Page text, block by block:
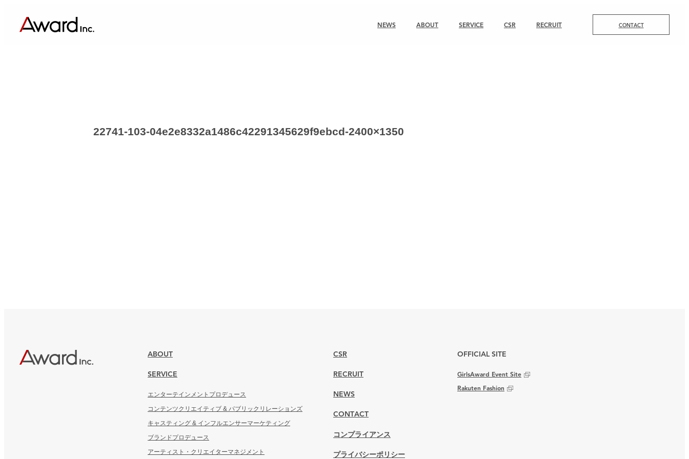
NEWS ABOUT SERVICE CSR RECRUIT CONTACT
22741-103-04e2e8332a1486c42291345629f9ebcd-2400×1350
ABOUT
SERVICE
エンターテインメントプロデュース
コンテンツクリエイティブ & パブリックリレーションズ
キャスティング & インフルエンサーマーケティング
ブランドプロデュース
アーティスト・クリエイターマネジメント
CSR
RECRUIT
NEWS
CONTACT
コンプライアンス
プライバシーポリシー
OFFICIAL SITE
GirlsAward Event Site
Rakuten Fashion